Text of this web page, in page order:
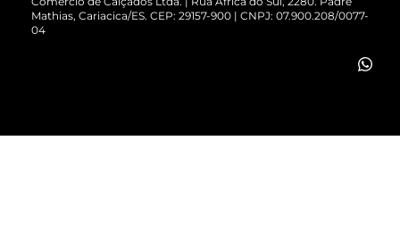
Vendas Corporativas
Mathias, Cariacica/ES. CEP: 29157-900 | CNPJ: 07.900.208/0077-
04